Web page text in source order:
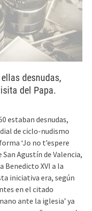
desnudas,
del Papa.
estaban desnudas,
de ciclo-nudismo
‘Jo no t’espere
Agustín de Valencia,
Benedicto XVI a la
iniciativa era, según
en el citado
ante la iglesia’ ya